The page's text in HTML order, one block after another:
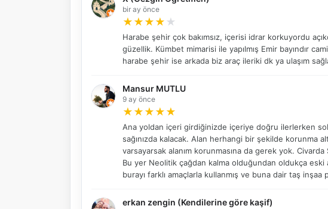
bir ay önce
★ ★ ★ ★ ★
Harabe şehir çok bakımsız, içerisi idrar korkuyordu
güzellik. Kümbet mimarisi ile yapılmış Emir bayındır
harabe şehir ise arkada biz araç ileriki dk ya ulaşım
Mansur MUTLU
9 ay önce
★ ★ ★ ★ ★
Ana yoldan içeri girdiğinizde içeriye doğru ilerlerken
sağınızda kalacak. Alan herhangi bir şekilde korunma
varsayarsak alanım korunmasına da gerek yok.
Bu yer Neolitik çağdan kalma olduğundan oldukça
burayı farklı amaçlarla kullanmış ve buna dair taş
erkan zengin (Kendilerine göre kaşif)